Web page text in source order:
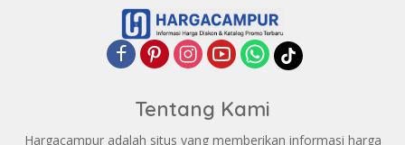
Tentang Kami
Hargacampur adalah situs yang memberikan informasi harga